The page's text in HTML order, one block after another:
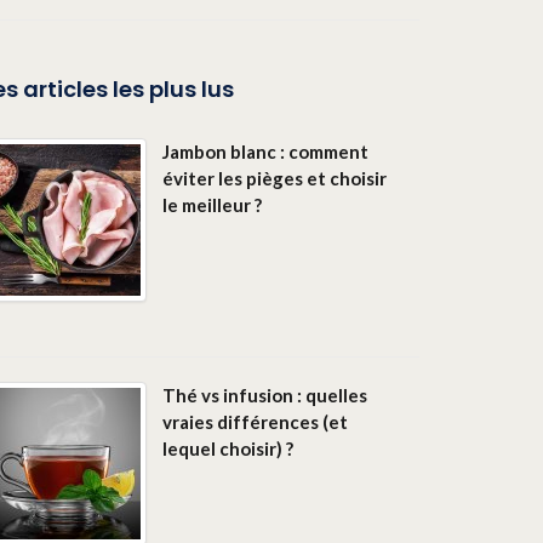
articles les plus lus
Jambon blanc : comment
éviter les pièges et choisir
le meilleur ?
Thé vs infusion : quelles
vraies différences (et
lequel choisir) ?